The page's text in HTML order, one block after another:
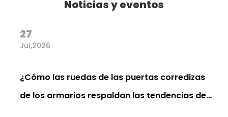
Noticias y eventos
27
Jul,2026
¿Cómo las ruedas de las puertas corredizas
de los armarios respaldan las tendencias de